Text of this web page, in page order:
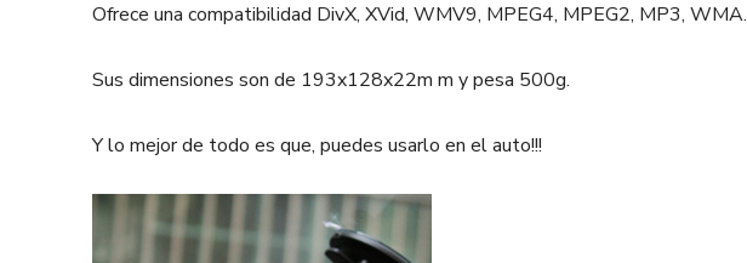
Ofrece una compatibilidad DivX, XVid, WMV9, MPEG4, MPEG2, MP3, WMA.
Sus dimensiones son de 193x128x22m m y pesa 500g.
Y lo mejor de todo es que, puedes usarlo en el auto!!!